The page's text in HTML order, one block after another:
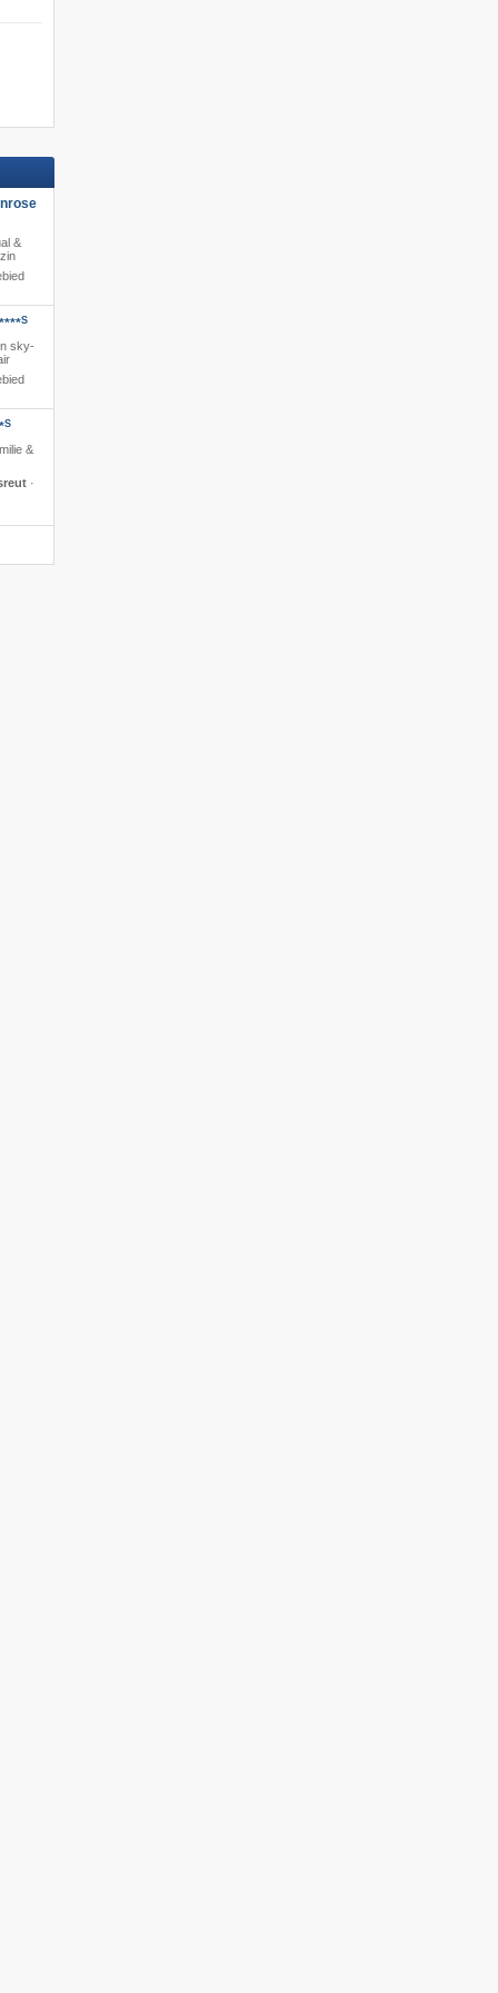
&
S
sky-
S
&
·